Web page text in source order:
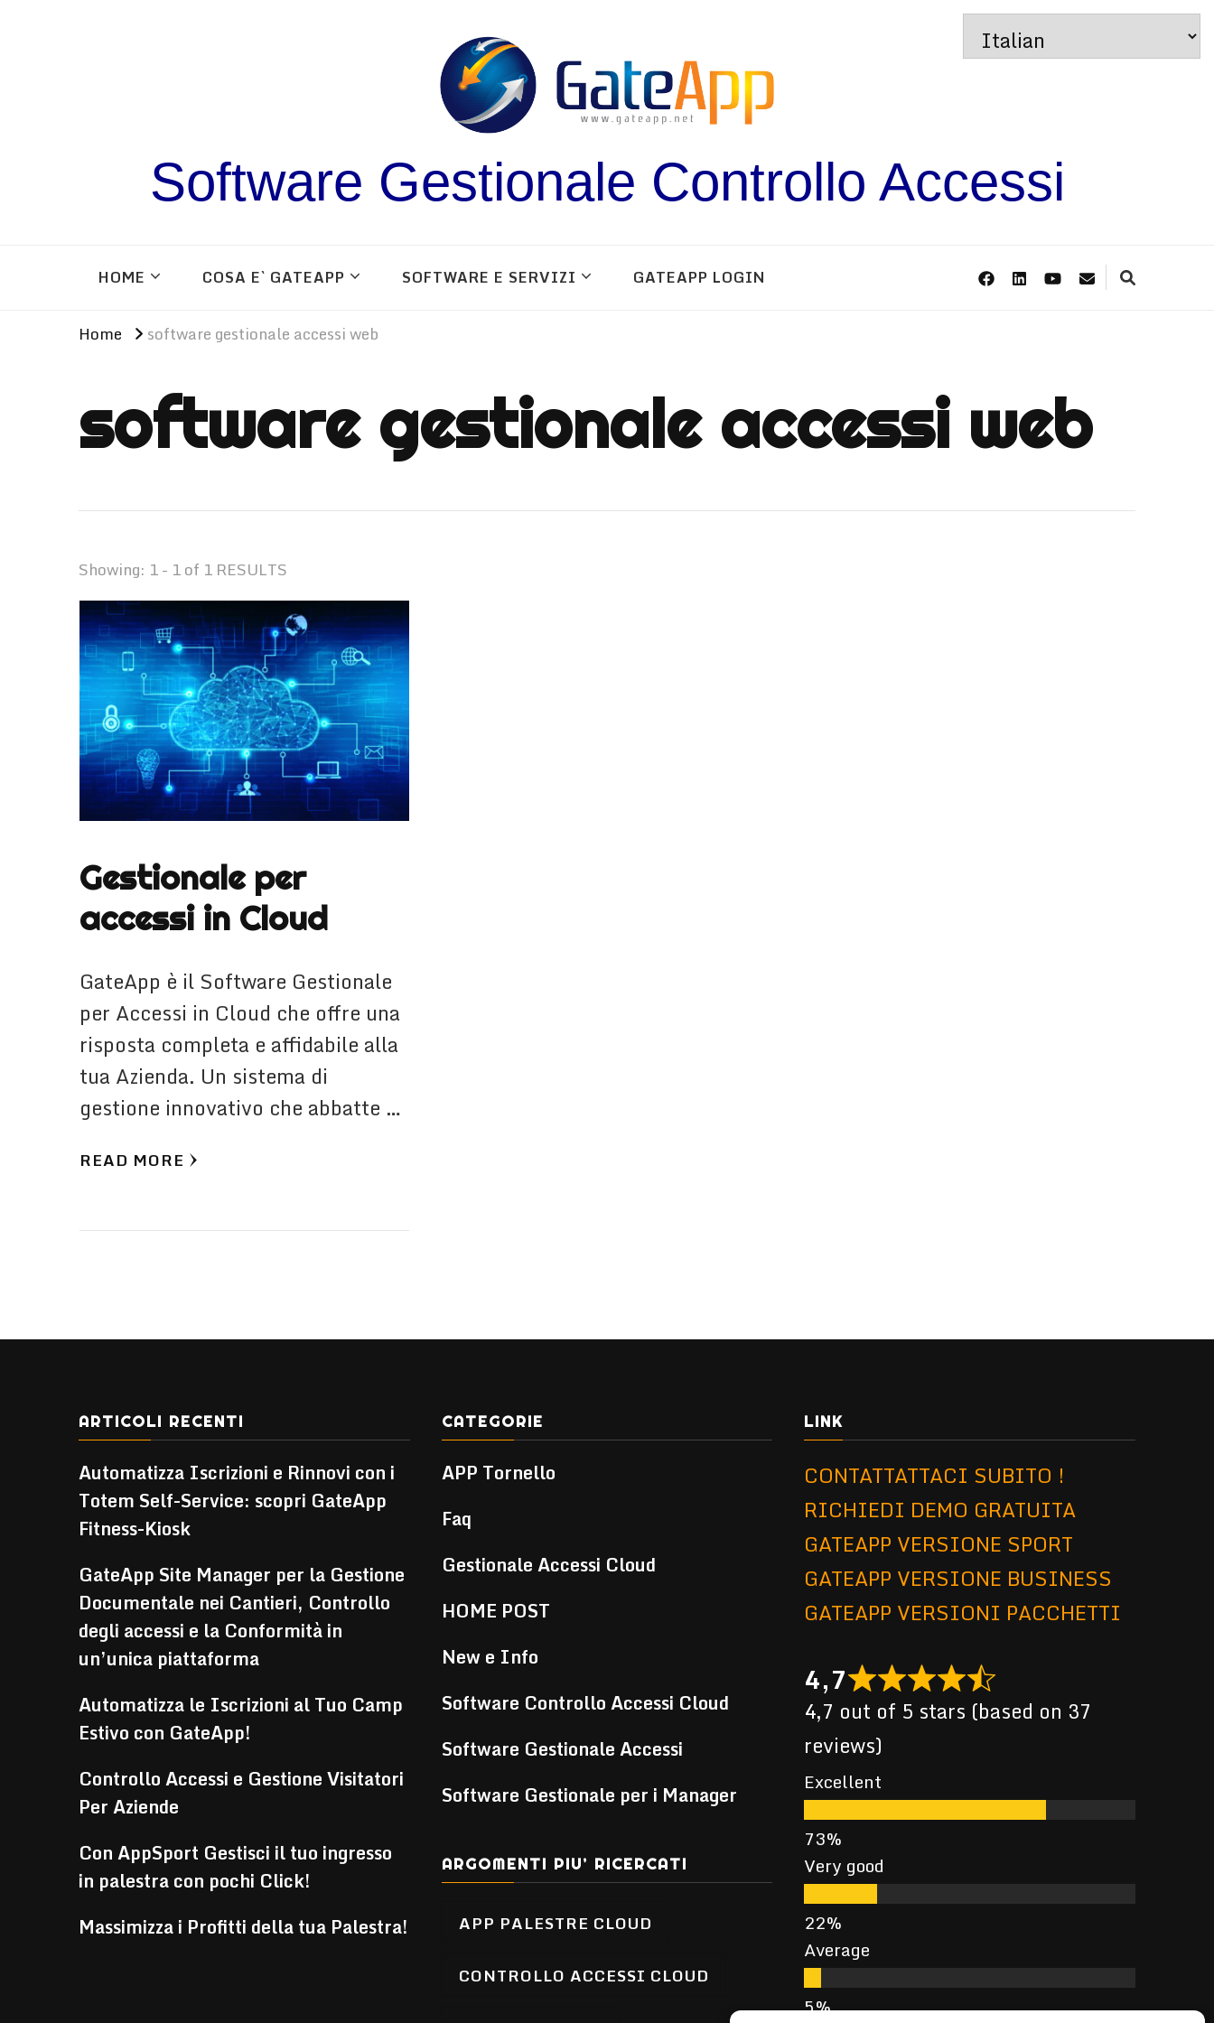
Software Gestionale Controllo Accessi
HOME COSA E` GATEAPP SOFTWARE E SERVIZI GATEAPP LOGIN
Home software gestionale accessi web
software gestionale accessi web
Showing: 1 - 1 of 1 RESULTS
Gestionale per
accessi in Cloud
GateApp è il Software Gestionale
per Accessi in Cloud che offre una
risposta completa e affidabile alla
tua Azienda. Un sistema di
gestione innovativo che abbatte …
READ MORE
ARTICOLI RECENTI
Automatizza Iscrizioni e Rinnovi con i
Totem Self-Service: scopri GateApp
Fitness-Kiosk
GateApp Site Manager per la Gestione
Documentale nei Cantieri, Controllo
degli accessi e la Conformità in
un’unica piattaforma
Automatizza le Iscrizioni al Tuo Camp
Estivo con GateApp!
Controllo Accessi e Gestione Visitatori
Per Aziende
Con AppSport Gestisci il tuo ingresso
in palestra con pochi Click!
Massimizza i Profitti della tua Palestra!
CATEGORIE
APP Tornello
Faq
Gestionale Accessi Cloud
HOME POST
New e Info
Software Controllo Accessi Cloud
Software Gestionale Accessi
Software Gestionale per i Manager
ARGOMENTI PIU’ RICERCATI
APP PALESTRE CLOUD
CONTROLLO ACCESSI CLOUD
LINK
CONTATTATTACI SUBITO !
RICHIEDI DEMO GRATUITA
GATEAPP VERSIONE SPORT
GATEAPP VERSIONE BUSINESS
GATEAPP VERSIONI PACCHETTI
4,7
4,7 out of 5 stars (based on 37
reviews)
Excellent
Very good
Average